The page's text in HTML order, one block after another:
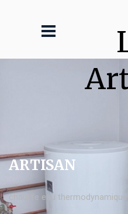
ARTISAN
chauffe eau